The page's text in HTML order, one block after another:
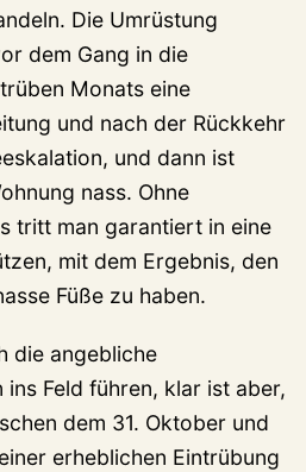
Die Umrüstung
dem Gang in die
Monats eine
und nach der Rückkehr
und dann ist
nass. Ohne
tritt man garantiert in eine
mit dem Ergebnis, den
Füße zu haben.
die angebliche
Feld führen, klar ist aber,
dem 31. Oktober und
erheblichen Eintrübung